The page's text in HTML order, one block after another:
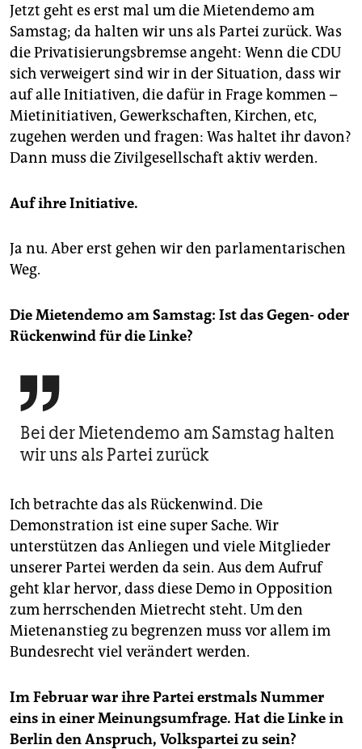
Jetzt geht es erst mal um die Mietendemo am
Samstag; da halten wir uns als Partei zurück. Was
die Privatisierungsbremse angeht: Wenn die CDU
sich verweigert sind wir in der Situation, dass wir
auf alle Initiativen, die dafür in Frage kommen –
Mietinitiativen, Gewerkschaften, Kirchen, etc,
zugehen werden und fragen: Was haltet ihr davon?
Dann muss die Zivilgesellschaft aktiv werden.
Auf ihre Initiative.
Ja nu. Aber erst gehen wir den parlamentarischen
Weg.
Die Mietendemo am Samstag: Ist das Gegen- oder
Rückenwind für die Linke?

Bei der Mietendemo am Samstag halten
wir uns als Partei zurück
Ich betrachte das als Rückenwind. Die
Demonstration ist eine super Sache. Wir
unterstützen das Anliegen und viele Mitglieder
unserer Partei werden da sein. Aus dem Aufruf
geht klar hervor, dass diese Demo in Opposition
zum herrschenden Mietrecht steht. Um den
Mietenanstieg zu begrenzen muss vor allem im
Bundesrecht viel verändert werden.
Im Februar war ihre Partei erstmals Nummer
eins in einer Meinungsumfrage. Hat die Linke in
Berlin den Anspruch, Volkspartei zu sein?